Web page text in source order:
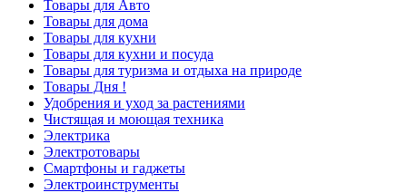
Товары для Авто
Товары для дома
Товары для кухни
Товары для кухни и посуда
Товары для туризма и отдыха на природе
Товары Дня !
Удобрения и уход за растениями
Чистящая и моющая техника
Электрика
Электротовары
Смартфоны и гаджеты
Электроинструменты